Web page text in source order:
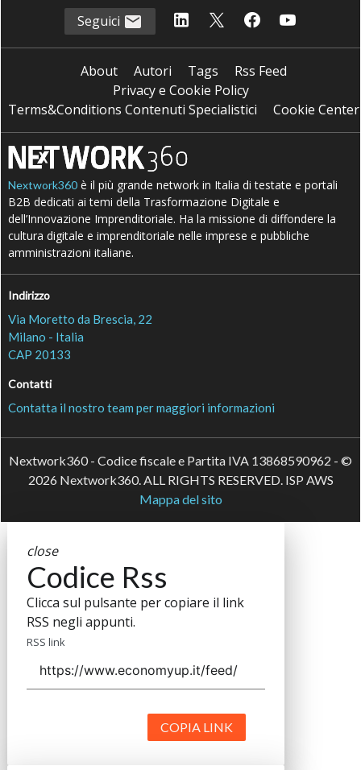
Seguici
About Autori Tags
Rss Feed
Privacy e Cookie Policy
Terms&Conditions Contenuti Specialistici
Cookie Center
Nextwork360 è il più grande network in Italia di testate e portali
B2B dedicati ai temi della Trasformazione Digitale e
dell’Innovazione Imprenditoriale. Ha la missione di diffondere la
cultura digitale e imprenditoriale nelle imprese e pubbliche
amministrazioni italiane.
Indirizzo
Via Moretto da Brescia, 22
Milano - Italia
CAP 20133
Contatti
Contatta il nostro team per maggiori informazioni
Nextwork360 - Codice fiscale e Partita IVA 13868590962 - ©
2026 Nextwork360. ALL RIGHTS RESERVED. ISP AWS
Mappa del sito
close
Codice Rss
Clicca sul pulsante per copiare il link
RSS negli appunti.
RSS link
COPIA LINK